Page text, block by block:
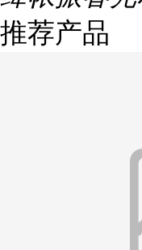
推荐产品